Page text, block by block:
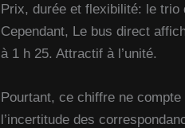
Prix, durée et flexibilité: le trio
Cependant, Le bus direct
à 1 h 25. Attractif à l’unité.
Pourtant, ce chiffre ne
l’incertitude des